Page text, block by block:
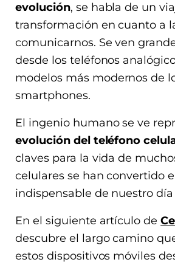
evolución, se habla de un
transformación en cuanto a
comunicarnos. Se ven
desde los teléfonos
modelos más modernos de
smartphones.
El ingenio humano se ve
evolución del teléfono
claves para la vida de
celulares se han convertido
indispensable de nuestro día
En el siguiente artículo de
descubre el largo camino
estos dispositivos móviles